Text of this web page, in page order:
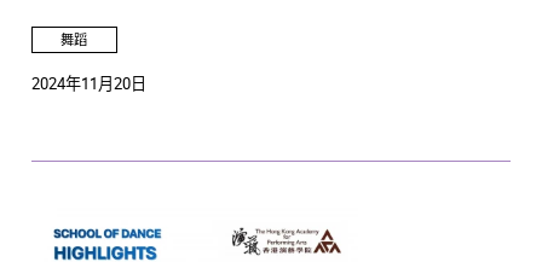
舞蹈
2024年11月20日